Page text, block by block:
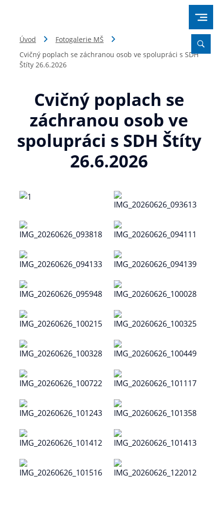
Úvod
Fotogalerie MŠ
Cvičný poplach se záchranou osob ve spolupráci s SDH
Štíty 26.6.2026
Cvičný poplach se
záchranou osob ve
spolupráci s SDH Štíty
26.6.2026